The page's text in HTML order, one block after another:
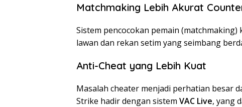
Matchmaking Lebih Akurat
Sistem pencocokan pemain
lawan dan rekan setim yang seimbang
Anti-Cheat yang Lebih Kuat
Masalah cheater menjadi perhatian besar
Strike hadir dengan sistem VAC Live, yang